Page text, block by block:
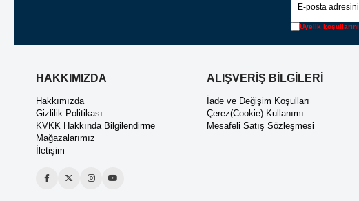
Üyelik koşullarını
HAKKIMIZDA
Hakkımızda
Gizlilik Politikası
KVKK Hakkında Bilgilendirme
Mağazalarımız
İletişim
ALIŞVERİŞ BİLGİLERİ
İade ve Değişim Koşulları
Çerez(Cookie) Kullanımı
Mesafeli Satış Sözleşmesi